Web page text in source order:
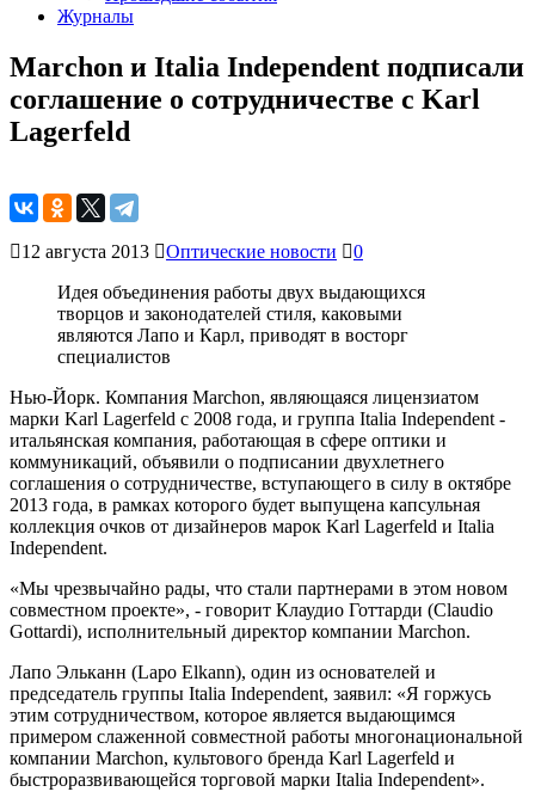
Журналы
Marchon и Italia Independent подписали
соглашение о сотрудничестве с Karl
Lagerfeld
12 августа 2013 Оптические новости
0
Идея объединения работы двух выдающихся
творцов и законодателей стиля, каковыми
являются Лапо и Карл, приводят в восторг
специалистов
Нью-Йорк. Компания Marchon, являющаяся лицензиатом
марки Karl Lagerfeld с 2008 года, и группа Italia Independent -
итальянская компания, работающая в сфере оптики и
коммуникаций, объявили о подписании двухлетнего
соглашения о сотрудничестве, вступающего в силу в октябре
2013 года, в рамках которого будет выпущена капсульная
коллекция очков от дизайнеров марок Karl Lagerfeld и Italia
Independent.
«Мы чрезвычайно рады, что стали партнерами в этом новом
совместном проекте», - говорит Клаудио Готтарди (Claudio
Gottardi), исполнительный директор компании Marchon.
Лапо Эльканн (Lapo Elkann), один из основателей и
председатель группы Italia Independent, заявил: «Я горжусь
этим сотрудничеством, которое является выдающимся
примером слаженной совместной работы многонациональной
компании Marchon, культового бренда Karl Lagerfeld и
быстроразвивающейся торговой марки Italia Independent».